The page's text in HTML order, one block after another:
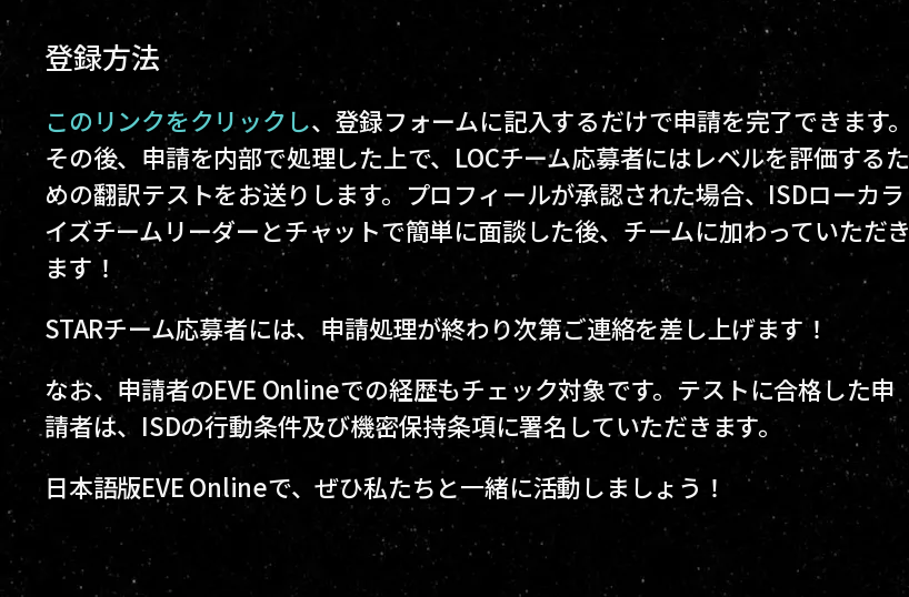
登録方法
このリンクをクリックし、登録フォームに記入するだけで申請を完了できます。
その後、申請を内部で処理した上で、LOCチーム応募者にはレベルを評価するた
めの翻訳テストをお送りします。プロフィールが承認された場合、ISDローカラ
イズチームリーダーとチャットで簡単に面談した後、チームに加わっていただき
ます！
STARチーム応募者には、申請処理が終わり次第ご連絡を差し上げます！
なお、申請者のEVE Onlineでの経歴もチェック対象です。テストに合格した申
請者は、ISDの行動条件及び機密保持条項に署名していただきます。
日本語版EVE Onlineで、ぜひ私たちと一緒に活動しましょう！